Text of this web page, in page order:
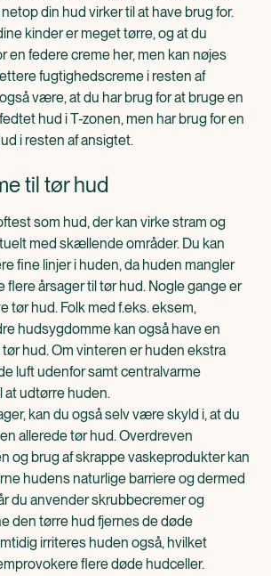
din hud virker til at have brug for.
kinder er meget tørre, og at du
en federe creme her, men kan nøjes
fugtighedscreme i resten af
være, at du har brug for at bruge en
hud i T-zonen, men har brug for en
i resten af ansigtet.
til tør hud
som hud, der kan virke stram og
med skællende områder. Du kan
fine linjer i huden, da huden mangler
flere årsager til tør hud. Nogle gange er
tør hud. Folk med f.eks. eksem,
hudsygdomme kan også have en
hud. Om vinteren er huden ekstra
luft udenfor samt centralvarme
at udtørre huden.
kan du også selv være skyld i, at du
allerede tør hud. Overdreven
og brug af skrappe vaskeprodukter kan
hudens naturlige barriere og dermed
du anvender skrubbecremer og
den tørre hud fjernes de døde
irriteres huden også, hvilket
flere døde hudceller.